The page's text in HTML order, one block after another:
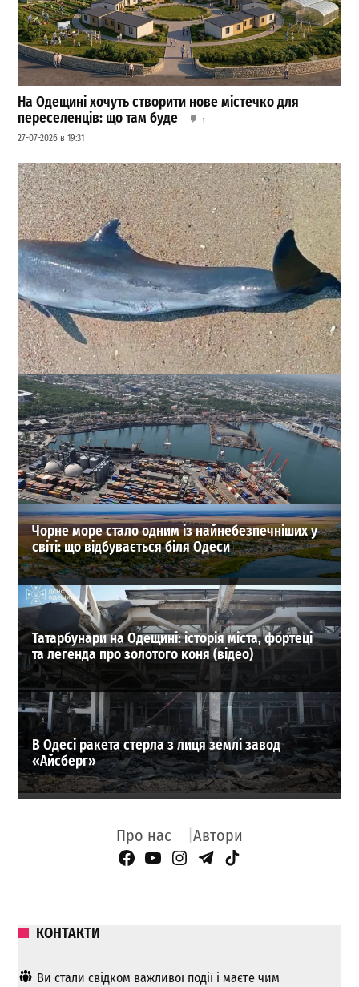
На Одещині хочуть створити нове містечко для
переселенців: що там буде
1
27-07-2026 в 19:31
Рекордна загибель дельфінів біля Одеси: як
допомогти контуженій тварині
0
03-08-2026 в 07:46
ВИБІР РЕДАКЦІЇ
Чорне море стало одним із найнебезпечніших у
світі: що відбувається біля Одеси
Татарбунари на Одещині: історія міста, фортеці
та легенда про золотого коня (відео)
В Одесі ракета стерла з лиця землі завод
«Айсберг»
Про нас Автори
Facebook Page
YouTube
Instagram
Telegram
TikTok
КОНТАКТИ
Ви стали свідком важливої ​​події і маєте чим